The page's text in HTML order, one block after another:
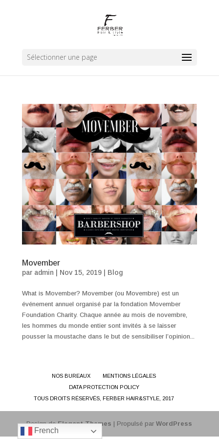
Sélectionner une page
Movember
par admin Nov 15, 2019| Blog
What is Movember? Movember (ou Movembre) est un
événement annuel organisé par la fondation Movember
Foundation Charity. Chaque année au mois de novembre,
les hommes du monde entier sont invités à se laisser
pousser la moustache dans le but de sensibiliser l’opinion...
NOS BUREAUX
MENTIONS LÉGALES
DATA PROTECTION POLICY
TOUS DROITS RÉSERVÉS, FERBER HAIR&STYLE, 2017
Design deElegant Themes | Propulsé parWordPress
French